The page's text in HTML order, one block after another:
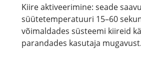
Kiire aktiveerimine: seade
süütetemperatuuri 15–60
võimaldades süsteemi kiireid
parandades kasutaja mugavust.